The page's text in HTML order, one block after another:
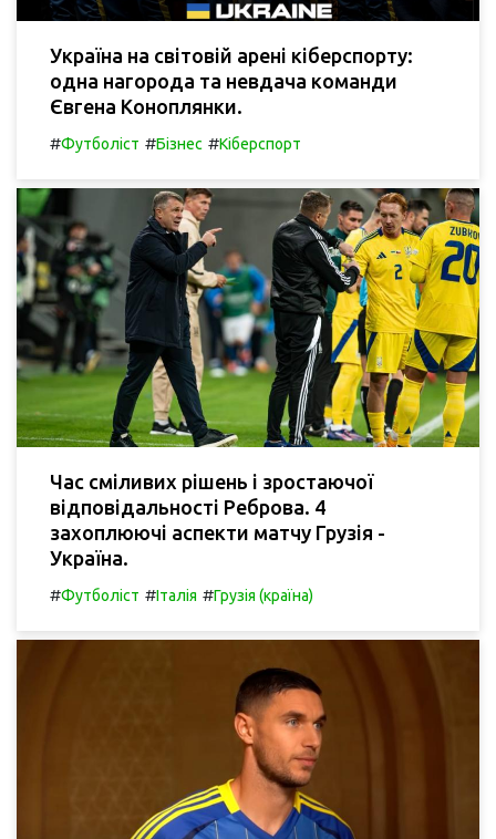
Україна на світовій арені кіберспорту:
одна нагорода та невдача команди
Євгена Коноплянки.
#Футболіст #Бізнес #Кіберспорт
Час сміливих рішень і зростаючої
відповідальності Реброва. 4
захоплюючі аспекти матчу Грузія -
Україна.
#Футболіст #Італія #Грузія (країна)